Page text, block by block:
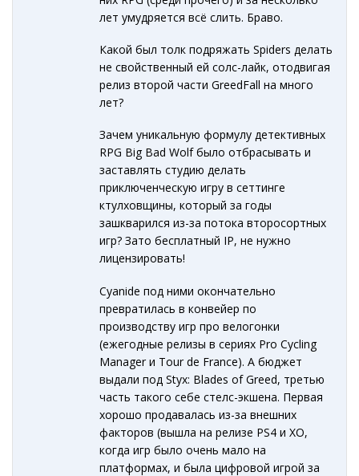
лет умудряется всё слить. Браво.
Какой был толк подряжать Spiders делать
не свойственный ей солс-лайк, отодвигая
релиз второй части GreedFall на много
лет?
Зачем уникальную формулу детективных
RPG Big Bad Wolf было отбрасывать и
заставлять студию делать
приключенческую игру в сеттинге
ктулховщины, который за годы
зашкварился из-за потока второсортных
игр? Зато бесплатный IP, не нужно
лицензировать!
Cyanide под ними окончательно
превратилась в конвейер по
производству игр про велогонки
(ежегодные релизы в сериях Pro Cycling
Manager и Tour de France). А бюджет
выдали под Styx: Blades of Greed, третью
часть такого себе стелс-экшена. Первая
хорошо продавалась из-за внешних
факторов (вышла на релизе PS4 и XO,
когда игр было очень мало на
платформах, и была цифровой игрой за